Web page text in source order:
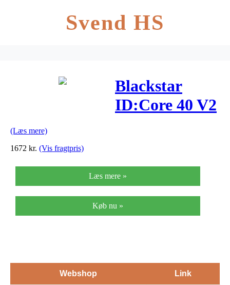
Svend HS
Blackstar
ID:Core 40 V2
Forstærker,
Stereo
(Læs mere)
1672 kr. (Vis fragtpris)
Læs mere »
Køb nu »
Webshop Link